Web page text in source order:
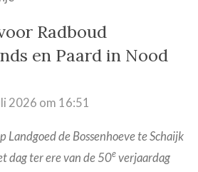
Radboud
en Paard in Nood
2026 om 16:51
de Bossenhoeve te Schaijk
dag ter ere van de 50e verjaardag